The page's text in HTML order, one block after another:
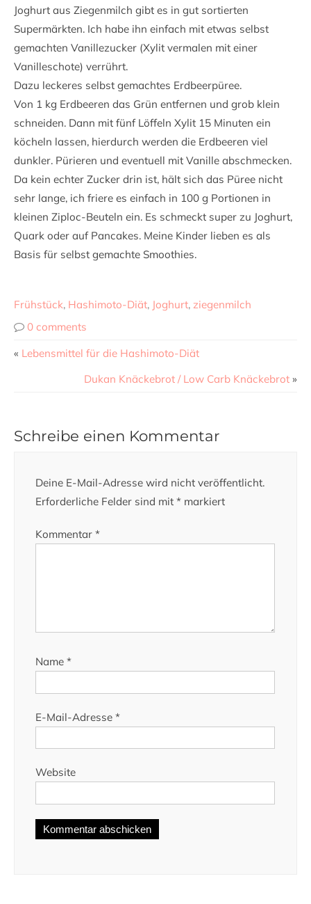
Joghurt aus Ziegenmilch gibt es in gut sortierten
Supermärkten. Ich habe ihn einfach mit etwas selbst
gemachten Vanillezucker (Xylit vermalen mit einer
Vanilleschote) verrührt.
Dazu leckeres selbst gemachtes Erdbeerpüree.
Von 1 kg Erdbeeren das Grün entfernen und grob klein
schneiden. Dann mit fünf Löffeln Xylit 15 Minuten ein
köcheln lassen, hierdurch werden die Erdbeeren viel
dunkler. Pürieren und eventuell mit Vanille abschmecken.
Da kein echter Zucker drin ist, hält sich das Püree nicht
sehr lange, ich friere es einfach in 100 g Portionen in
kleinen Ziploc-Beuteln ein. Es schmeckt super zu Joghurt,
Quark oder auf Pancakes. Meine Kinder lieben es als
Basis für selbst gemachte Smoothies.
Frühstück, Hashimoto-Diät, Joghurt, ziegenmilch
0 comments
« Lebensmittel für die Hashimoto-Diät
Dukan Knäckebrot / Low Carb Knäckebrot »
Schreibe einen Kommentar
Deine E-Mail-Adresse wird nicht veröffentlicht.
Erforderliche Felder sind mit * markiert
Kommentar *
Name *
E-Mail-Adresse *
Website